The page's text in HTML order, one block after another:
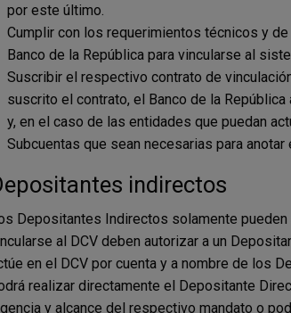
por este último.
Cumplir con los requerimientos técnicos y
Banco de la República para vincularse al
Suscribir el respectivo contrato de
suscrito el contrato, el Banco de la
y, en el caso de las entidades que puedan
Subcuentas que sean necesarias para
indirectos
Depositantes Indirectos solamente
al DCV deben autorizar a un
en el DCV por cuenta y a nombre de los
realizar directamente el Depositante
y alcance del respectivo mandato o